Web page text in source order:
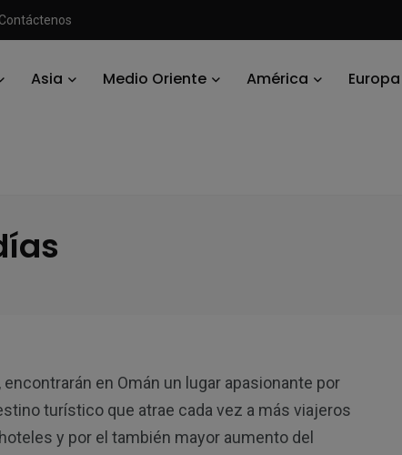
Contáctenos
Asia Medio Oriente América Europa
en Omán un lugar apasionante por
turístico que atrae cada vez a más viajeros
y por el también mayor aumento del